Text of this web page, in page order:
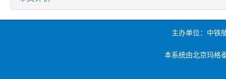
主办单位：中铁
本系统由北京玛格